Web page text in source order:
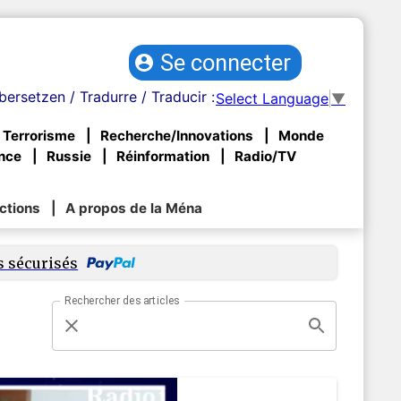
Se connecter
/ Tradurre / Traducir :Select Language ▼
Terrorisme Recherche/Innovations
Monde
Russie Réinformation Radio/TV
A propos de la Ména
sécurisés
Rechercher des articles